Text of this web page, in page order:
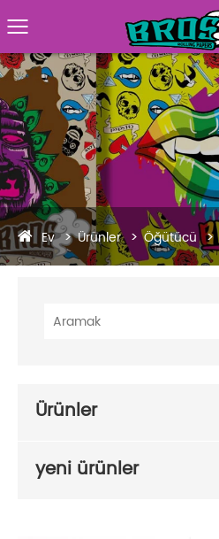
Ev Ürünler Öğütücü
Ürünler
yeni ürünler